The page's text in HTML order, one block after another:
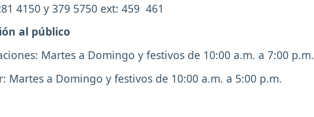
4150 y 379 5750 ext: 459 ­ 461
al público
Martes a Domingo y festivos de 10:00 a.m. a 7:00 p.m.
Martes a Domingo y festivos de 10:00 a.m. a 5:00 p.m.